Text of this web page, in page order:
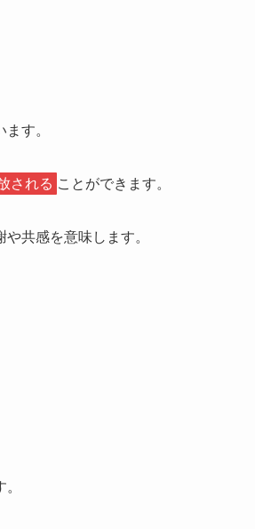
す。
される ことができます。
共感を意味します。